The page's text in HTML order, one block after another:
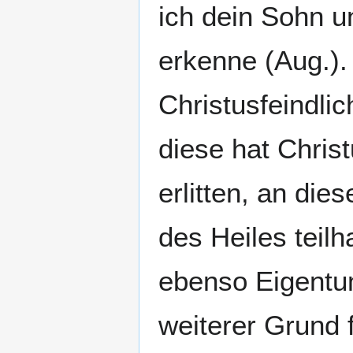
ich dein Sohn
erkenne
diese hat
erlitten, an
des Heiles
ebenso
weiterer Grund